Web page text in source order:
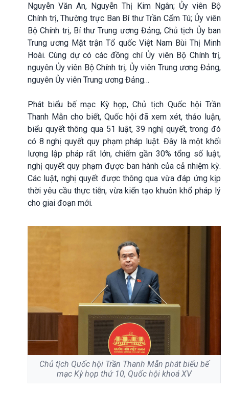
Nguyễn Văn An, Nguyễn Thị Kim Ngân; Ủy viên Bộ
Chính trị, Thường trực Ban Bí thư Trần Cẩm Tú; Ủy viên
Bộ Chính trị, Bí thư Trung ương Đảng, Chủ tịch Ủy ban
Trung ương Mặt trận Tổ quốc Việt Nam Bùi Thị Minh
Hoài. Cùng dự có các đồng chí Ủy viên Bộ Chính trị,
nguyên Ủy viên Bộ Chính trị; Ủy viên Trung ương Đảng,
nguyên Ủy viên Trung ương Đảng…
Phát biểu bế mạc Kỳ họp, Chủ tịch Quốc hội Trần
Thanh Mẫn cho biết, Quốc hội đã xem xét, thảo luận,
biểu quyết thông qua 51 luật, 39 nghị quyết, trong đó
có 8 nghị quyết quy phạm pháp luật. Đây là một khối
lượng lập pháp rất lớn, chiếm gần 30% tổng số luật,
nghị quyết quy phạm đựợc ban hành của cả nhiệm kỳ.
Các luật, nghị quyết được thông qua vừa đáp ứng kịp
thời yêu cầu thực tiễn, vừa kiến tạo khuôn khổ pháp lý
cho giai đoạn mới.
Chủ tịch Quốc hội Trần Thanh Mẫn phát biểu bế
mạc Kỳ họp thứ 10, Quốc hội khoá XV